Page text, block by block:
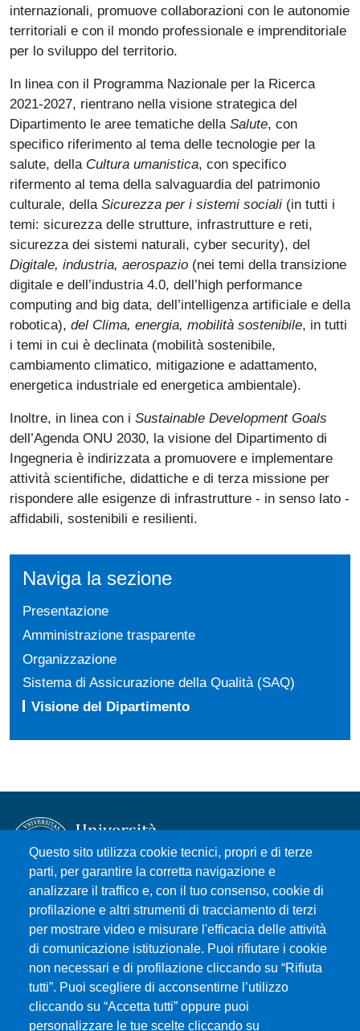
internazionali, promuove collaborazioni con le autonomie
territoriali e con il mondo professionale e imprenditoriale
per lo sviluppo del territorio.
In linea con il Programma Nazionale per la Ricerca
2021-2027, rientrano nella visione strategica del
Dipartimento le aree tematiche della Salute, con
specifico riferimento al tema delle tecnologie per la
salute, della Cultura umanistica, con specifico
rifermento al tema della salvaguardia del patrimonio
culturale, della Sicurezza per i sistemi sociali (in tutti i
temi: sicurezza delle strutture, infrastrutture e reti,
sicurezza dei sistemi naturali, cyber security), del
Digitale, industria, aerospazio (nei temi della transizione
digitale e dell’industria 4.0, dell’high performance
computing and big data, dell’intelligenza artificiale e della
robotica), del Clima, energia, mobilità sostenibile, in tutti
i temi in cui è declinata (mobilità sostenibile,
cambiamento climatico, mitigazione e adattamento,
energetica industriale ed energetica ambientale).
Inoltre, in linea con i Sustainable Development Goals
dell’Agenda ONU 2030, la visione del Dipartimento di
Ingegneria è indirizzata a promuovere e implementare
attività scientifiche, didattiche e di terza missione per
rispondere alle esigenze di infrastrutture - in senso lato -
affidabili, sostenibili e resilienti.
Naviga la sezione
Presentazione
Amministrazione trasparente
Organizzazione
Sistema di Assicurazione della Qualità (SAQ)
Visione del Dipartimento
Questo sito utilizza cookie tecnici, propri e di terze
parti, per garantire la corretta navigazione e
analizzare il traffico e, con il tuo consenso, cookie di
profilazione e altri strumenti di tracciamento di terzi
per mostrare video e misurare l'efficacia delle attività
di comunicazione istituzionale. Puoi rifiutare i cookie
non necessari e di profilazione cliccando su “Rifiuta
tutti”. Puoi scegliere di acconsentirne l’utilizzo
cliccando su “Accetta tutti” oppure puoi
personalizzare le tue scelte cliccando su
Università degli Studi di Messina
Piazza Pugliatti, 1 - 98122 Messina
Cod. Fiscale 80004070837
P.IVA 00724160833
Centralino: 090 676 1
MENÙ SOCIAL